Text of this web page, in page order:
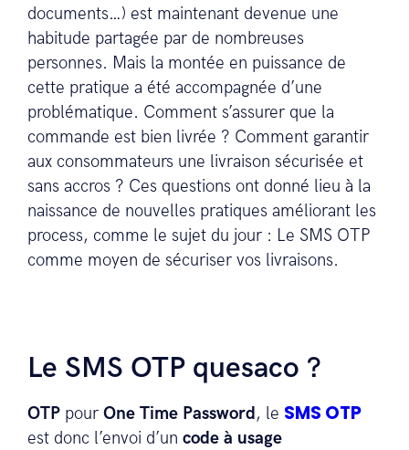
documents…) est maintenant devenue une
habitude partagée par de nombreuses
personnes. Mais la montée en puissance de
cette pratique a été accompagnée d’une
problématique. Comment s’assurer que la
commande est bien livrée ? Comment garantir
aux consommateurs une livraison sécurisée et
sans accros ? Ces questions ont donné lieu à la
naissance de nouvelles pratiques améliorant les
process, comme le sujet du jour : Le SMS OTP
comme moyen de sécuriser vos livraisons.
Le SMS OTP quesaco ?
OTP pour One Time Password, le SMS OTP
est donc l’envoi d’un code à usage